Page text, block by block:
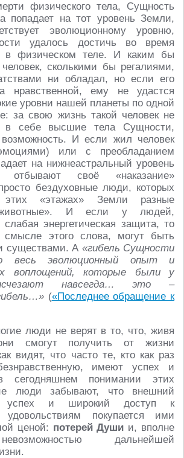
физического тела, Сущность
попадает на тот уровень Земли,
эволюционному уровню,
удалось достичь во время
в физическом теле. И каким бы
сколькими бы регалиями,
ни обладал, но если его
нравственной, ему не удастся
уровни нашей планеты по одной
за свою жизнь такой человек не
в себе высшие тела Сущности,
И если жил человек
или с преобладанием
на нижнеастральный уровень
отбывают своё «наказание»
бездуховные люди, которых
«этажах» Земли разные
животные». И если у людей,
энергетическая защита, то
этого слова, могут быть
существами. А «гибель Сущности
весь эволюционный опыт и
воплощений, которые были у
навсегда… это –
(«Последнее обращение к
люди не верят в то, что, живя
смогут получить от жизни
видят, что часто те, кто как раз
имеют успех и
сегодняшнем понимании этих
люди забывают, что внешний
успех и широкий доступ к
удовольствиям покупается ими
ценой: потерей Души и, вполне
дальнейшей